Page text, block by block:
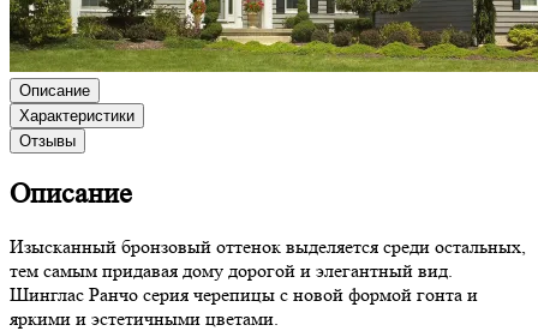
Описание
Характеристики
Отзывы
Описание
Изысканный бронзовый оттенок выделяется среди остальных,
тем самым придавая дому дорогой и элегантный вид.
Шинглас Ранчо серия черепицы с новой формой гонта и
яркими и эстетичными цветами.